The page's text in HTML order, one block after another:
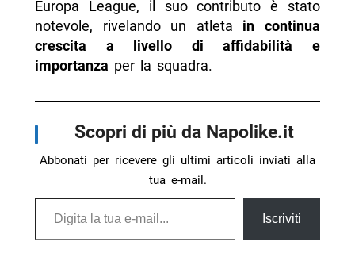
Europa League, il suo contributo è stato
notevole, rivelando un atleta in continua
crescita a livello di affidabilità e
importanza per la squadra.
Scopri di più da Napolike.it
Abbonati per ricevere gli ultimi articoli inviati alla
tua e-mail.
Digita la tua e-mail...
Iscriviti